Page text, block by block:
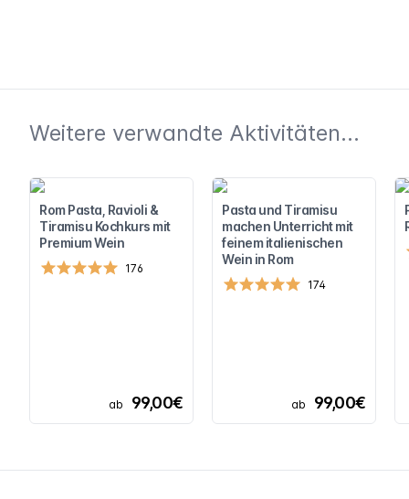
Weitere verwandte Aktivitäten...
Rom Pasta, Ravioli &
Tiramisu Kochkurs mit
Premium Wein
176
ab 99,00€
Pasta und Tiramisu
machen Unterricht mit
feinem italienischen
Wein in Rom
174
ab 99,00€